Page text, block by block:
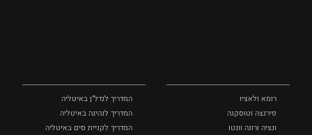
רומא ולאציו
פירנצה וטוסקנה ‏
ונציה ורונה וונטו
המדריך לנדל"ן באיטליה
המדריך לנהיגה באיטליה
המדריך לקניית סים באיטליה